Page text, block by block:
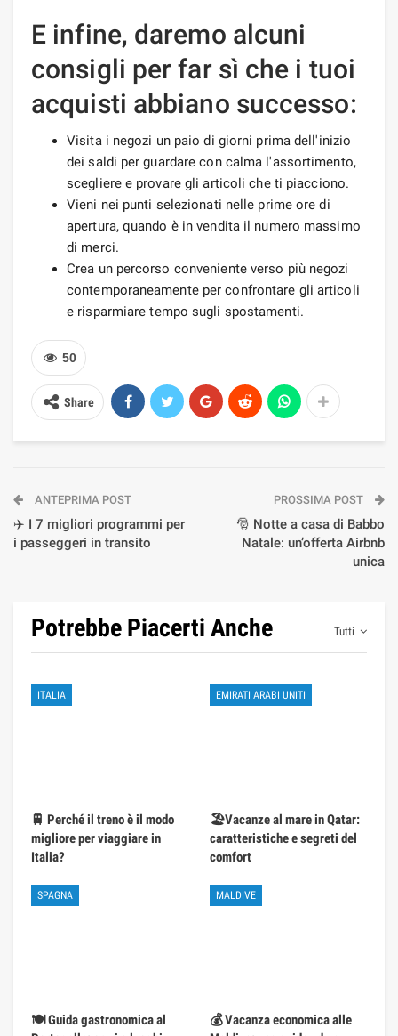
E infine, daremo alcuni
consigli per far sì che i tuoi
acquisti abbiano successo:
Visita i negozi un paio di giorni prima dell'inizio
dei saldi per guardare con calma l'assortimento,
scegliere e provare gli articoli che ti piacciono.
Vieni nei punti selezionati nelle prime ore di
apertura, quando è in vendita il numero massimo
di merci.
Crea un percorso conveniente verso più negozi
contemporaneamente per confrontare gli articoli
e risparmiare tempo sugli spostamenti.
50
Share
ANTEPRIMA POST
✈️ I 7 migliori programmi per
i passeggeri in transito
PROSSIMA POST
🎅 Notte a casa di Babbo
Natale: un’offerta Airbnb
unica
Tutti
Potrebbe Piacerti Anche
ITALIA
🚆 Perché il treno è il modo
migliore per viaggiare in
Italia?
EMIRATI ARABI UNITI
🏖️Vacanze al mare in Qatar:
caratteristiche e segreti del
comfort
SPAGNA
🍽️ Guida gastronomica al
MALDIVE
💰 Vacanza economica alle